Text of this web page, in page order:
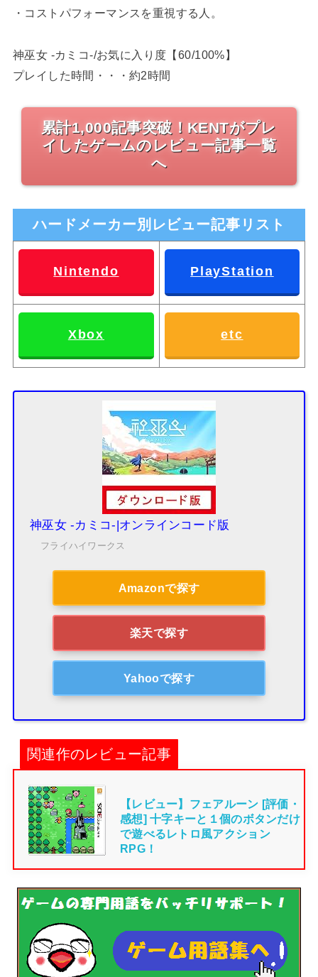
・コストパフォーマンスを重視する人。
神巫女 -カミコ-/お気に入り度【60/100%】
プレイした時間・・・約2時間
累計1,000記事突破！KENTがプレ
イしたゲームのレビュー記事一覧
へ
ハードメーカー別レビュー記事リスト
Nintendo PlayStation
Xbox etc
神巫女 -カミコ-|オンラインコード版
フライハイワークス
Amazonで探す
楽天で探す
Yahooで探す
関連作のレビュー記事
【レビュー】フェアルーン [評価・
感想] 十字キーと１個のボタンだけ
で遊べるレトロ風アクション
RPG！